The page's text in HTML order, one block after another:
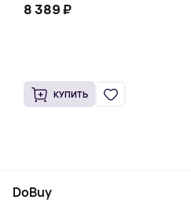
8 389 ₽
КУПИТЬ
DoBuy